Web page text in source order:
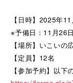
【日時】2025年
※予備日：11月26
【場所】いこい
【定員】12名
【参加予約】以下